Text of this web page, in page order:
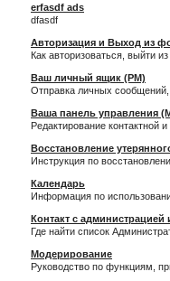
erfasdf ads
dfasdf
Авторизация и Выход из
Как авторизоваться, выйти
Ваш личный ящик (PM)
Отправка личных
Ваша панель управления
Редактирование
Восстановление
Инструкция по
Календарь
Информация по
Контакт с
Где найти список
Модерирование
Руководство по функциям,